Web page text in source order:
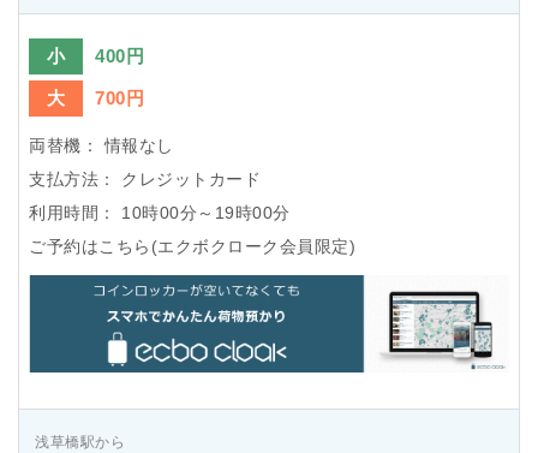
小 400円
大 700円
両替機：
情報なし
支払方法：
クレジットカード
利用時間：
10時00分～19時00分
ご予約はこちら(エクボクローク会員限定)
浅草橋駅から